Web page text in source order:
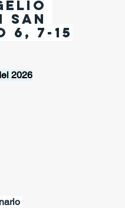
san
6, 7-15
2026